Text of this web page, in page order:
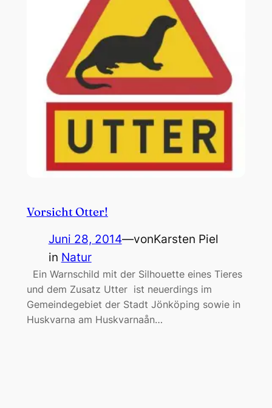
Vorsicht Otter!
Juni 28, 2014—vonKarsten Piel
in Natur
Ein Warnschild mit der Silhouette eines Tieres
und dem Zusatz Utter ist neuerdings im
Gemeindegebiet der Stadt Jönköping sowie in
Huskvarna am Huskvarnaån…